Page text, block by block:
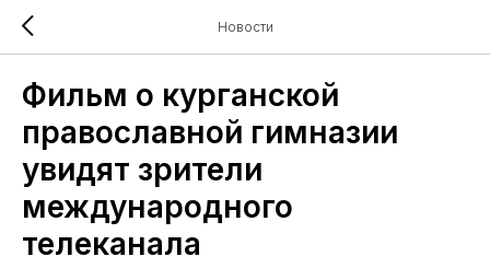
Новости
Фильм о курганской
православной гимназии
увидят зрители
международного
телеканала